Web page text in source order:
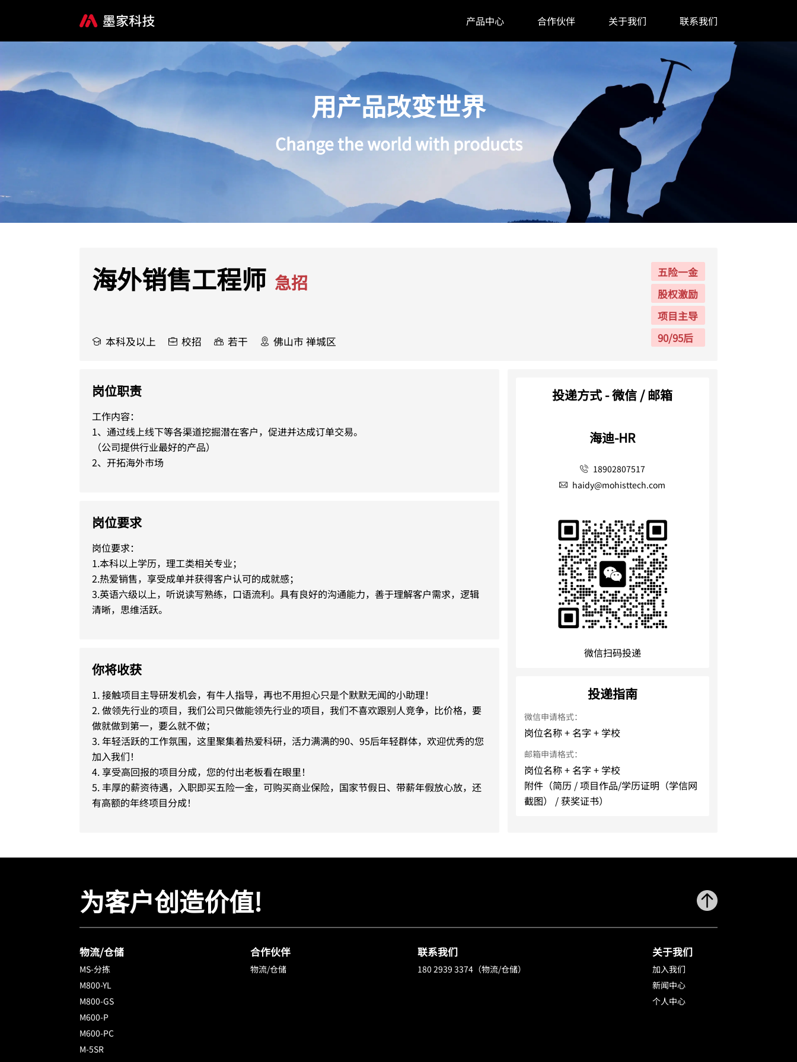
产品中心 合作伙伴 关于我们 联系我们
用产品改变世界
Change the world with products
海外销售工程师 急招
本科及以上 校招 若干 佛山市 禅城区
五险一金
股权激励
项目主导
90/95后
岗位职责
工作内容：
1、通过线上线下等各渠道挖掘潜在客户，促进并达成订单交易。
（公司提供行业最好的产品）
2、开拓海外市场
岗位要求
岗位要求：
1.本科以上学历，理工类相关专业；
2.热爱销售，享受成单并获得客户认可的成就感；
3.英语六级以上，听说读写熟练，口语流利。具有良好的沟通能力，善于理解客户需求，逻辑
你将收获
1. 接触项目主导研发机会，有牛人指导，再也不用担心只是个默默无闻的小助理！
2. 做领先行业的项目，我们公司只做能领先行业的项目，我们不喜欢跟别人竞争，比价格，要
做就做到第一，要么就不做；
3. 年轻活跃的工作氛围，这里聚集着热爱科研，活力满满的90、95后年轻群体，欢迎优秀的您
加入我们！
4. 享受高回报的项目分成，您的付出老板看在眼里！
5. 丰厚的薪资待遇，入职即买五险一金，可购买商业保险，国家节假日、带薪年假放心放，还
有高额的年终项目分成！
投递方式 - 微信 / 邮箱
海迪-HR
18902807517
haidy@mohisttech.com
微信扫码投递
投递指南
微信申请格式：
岗位名称 + 名字 + 学校
邮箱申请格式：
岗位名称 + 名字 + 学校
附件（简历 / 项目作品/学历证明（学信网
截图） / 获奖证书）
为客户创造价值!
物流/仓储
MS-分拣
M800-YL
M800-GS
M600-P
M600-PC
M-5SR
合作伙伴
物流/仓储
联系我们
180 2939 3374（物流/仓储）
关于我们
加入我们
新闻中心
个人中心